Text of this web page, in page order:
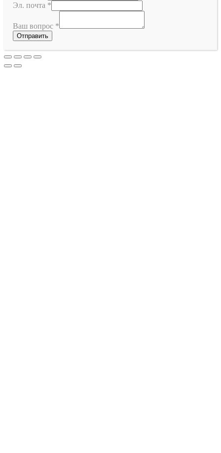
Эл. почта *
Ваш вопрос *
Отправить